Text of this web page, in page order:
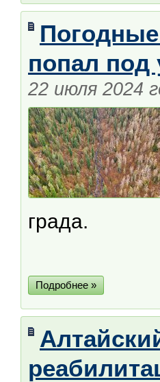
попал под
22 июля 2024
града.
Подробнее »